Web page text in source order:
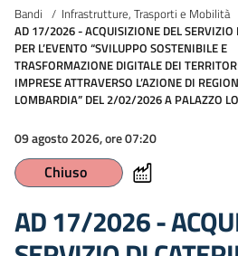
Bandi / Infrastrutture, Trasporti e Mobilità
AD 17/2026 - ACQUISIZIONE DEL SERVIZIO
PER L’EVENTO “SVILUPPO SOSTENIBILE E
TRASFORMAZIONE DIGITALE DEI
IMPRESE ATTRAVERSO L’AZIONE DI
LOMBARDIA” DEL 2/02/2026 A PALAZZO
09 agosto 2026, ore 07:20
Chiuso
AD 17/2026 -